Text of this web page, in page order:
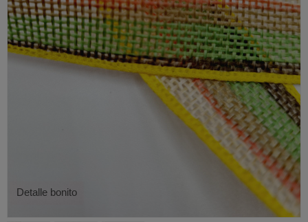
Detalle bonito